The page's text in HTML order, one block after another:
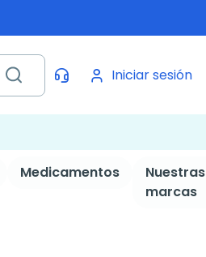
Iniciar sesión
Medicamentos
Nuestras
marcas